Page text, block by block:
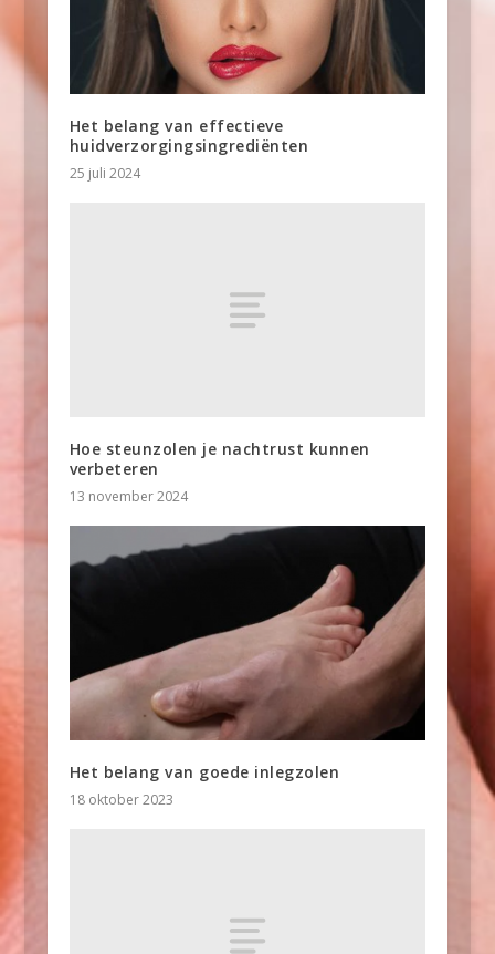
Het belang van effectieve
huidverzorgingsingrediënten
25 juli 2024
Hoe steunzolen je nachtrust kunnen
verbeteren
13 november 2024
Het belang van goede inlegzolen
18 oktober 2023